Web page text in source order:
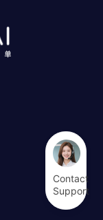
Contact
Support